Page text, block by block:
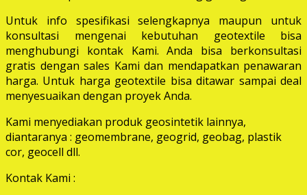
Untuk info spesifikasi selengkapnya maupun untuk
konsultasi mengenai kebutuhan geotextile bisa
menghubungi kontak Kami. Anda bisa berkonsultasi
gratis dengan sales Kami dan mendapatkan penawaran
harga. Untuk harga geotextile bisa ditawar sampai deal
menyesuaikan dengan proyek Anda.
Kami menyediakan produk geosintetik lainnya,
diantaranya : geomembrane, geogrid, geobag, plastik
cor, geocell dll.
Kontak Kami :